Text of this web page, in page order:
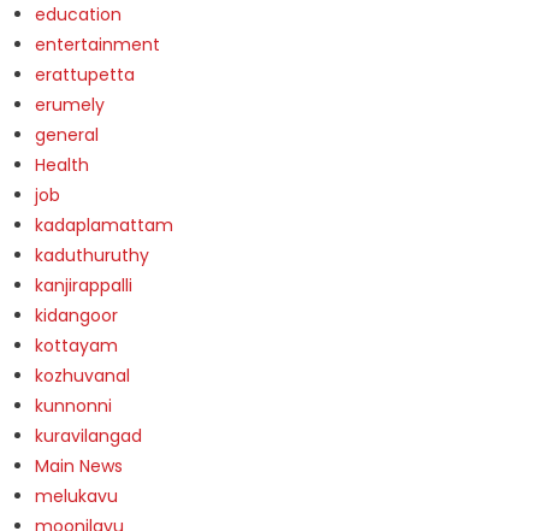
education
entertainment
erattupetta
erumely
general
Health
job
kadaplamattam
kaduthuruthy
kanjirappalli
kidangoor
kottayam
kozhuvanal
kunnonni
kuravilangad
Main News
melukavu
moonilavu